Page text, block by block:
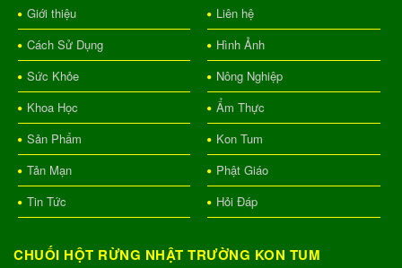
Giới thiệu
Liên hệ
Cách Sử Dụng
Hình Ảnh
Sức Khỏe
Nông Nghiệp
Khoa Học
Ẩm Thực
Sản Phẩm
Kon Tum
Tản Mạn
Phật Giáo
Tin Tức
Hỏi Đáp
CHUỐI HỘT RỪNG NHẬT TRƯỜNG KON TUM